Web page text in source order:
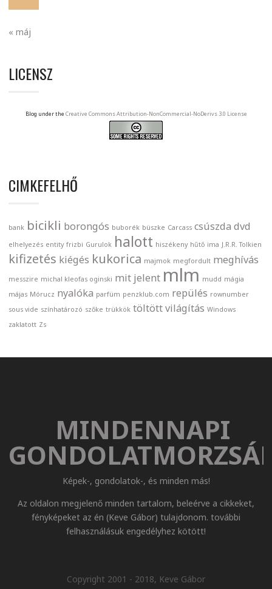
« máj
LICENSZ
Blog under the Creative Commons Attribution-NonCommercial-NoDerivs 3.0 License
CIMKEFELHŐ
bank bicikli borongós buborék büszke Carcass csúszda dvd
elhelyezés entity frizbi Gurulok halott hiszékeny hűtő ima J.R.R. Tolkien
kifizetés kiégés kukorica majmok megfordult meghívás
messzire michal kleofas oginski mit jelent mlm mudd mágia
májas Mórucz nyalóka parfüm penzklub.com repülés rownumber
sous vide színhatározó szőke trükkök töltöttvilágítás Windows
zaklatott Zs
MINDENNAPI
Képek-, gondolatok-, és minden más!
Az oldalon megjelenő minden tartalom, beleérve a cikkeket,
fényképeket az én (Keve Gábor) tulajdonom. további
felhasználásuk engedélyhez kötött!
Copyright 2001 - 2018, Keve Gábor